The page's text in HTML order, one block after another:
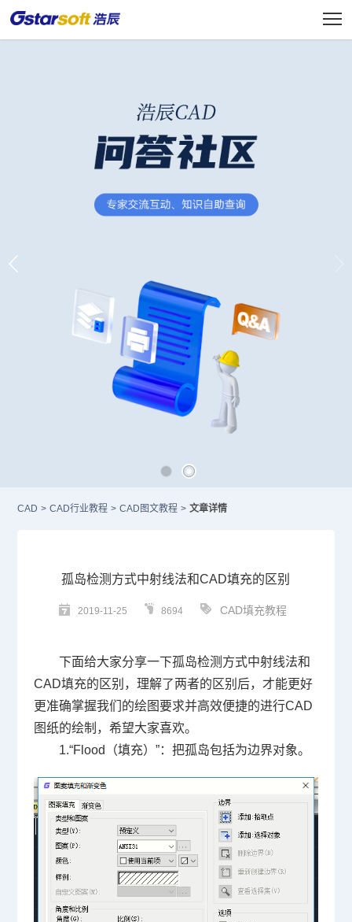
CAD > CAD行业教程 > CAD图文教程 > 文章详情
孤岛检测方式中射线法和CAD填充的区别
2019-11-25 8694 CAD填充教程
下面给大家分享一下孤岛检测方式中射线法和
CAD填充的区别，理解了两者的区别后，才能更好
更准确掌握我们的绘图要求并高效便捷的进行CAD
图纸的绘制，希望大家喜欢。
1.“Flood （填充） ”：把孤岛包括为边界对象。